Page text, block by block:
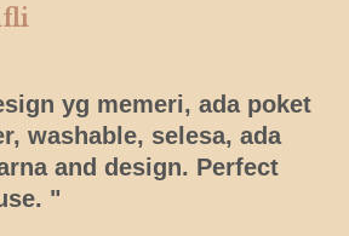
yg memeri, ada poket
washable, selesa, ada
and design. Perfect
"